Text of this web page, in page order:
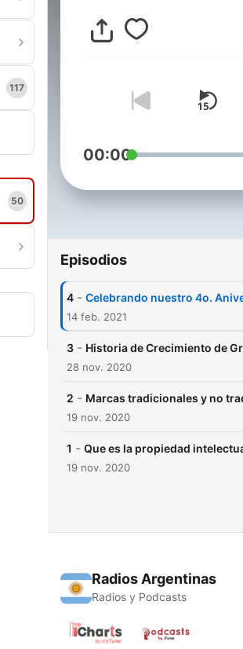
117
50
00:00
Episodios
4 - Celebrando nuestro 4o.
14 feb. 2021
3 - Historia de Crecimiento de
28 nov. 2020
2 - Marcas tradicionales y no
19 nov. 2020
1 - Que es la propiedad
19 nov. 2020
Radios Argentinas
Radios y Podcasts